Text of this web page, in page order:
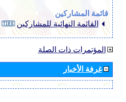
قائمة المشاركين
القائمة النهائية للمشاركين
المؤتمرات ذات الصلة
غرفة الأخبار